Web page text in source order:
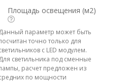
Площадь освещения (м2)
параметр может быть
точно только для
с LED модулем.
светильника под сменные
расчет предложен из
по мощности